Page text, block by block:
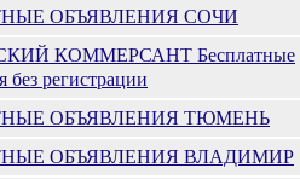
ОБЪЯВЛЕНИЯ СОЧИ
КОММЕРСАНТ Бесплатные
без регистрации
ОБЪЯВЛЕНИЯ ТЮМЕНЬ
ОБЪЯВЛЕНИЯ ВЛАДИМИР